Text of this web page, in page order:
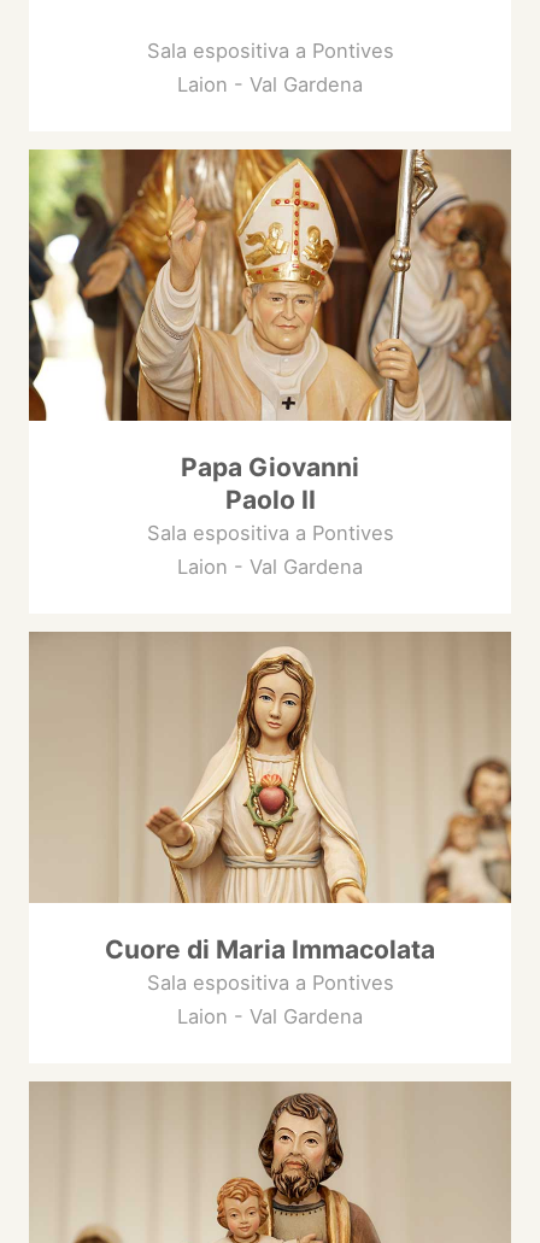
Sala espositiva a Pontives
Laion - Val Gardena
Papa Giovanni
Paolo II
Sala espositiva a Pontives
Laion - Val Gardena
Cuore di Maria Immacolata
Sala espositiva a Pontives
Laion - Val Gardena